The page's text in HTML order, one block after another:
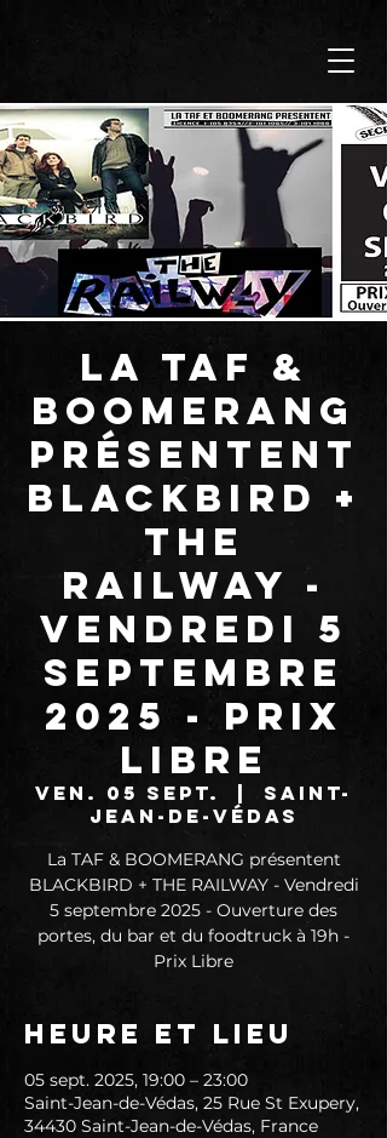
La TAF &
BOOMERANG
présentent
BLACKBIRD +
THE
RAILWAY -
Vendredi 5
septembre
2025 - Prix
libre
ven. 05 sept.
Saint-
Jean-de-Védas
La TAF & BOOMERANG présentent
BLACKBIRD + THE RAILWAY - Vendredi
5 septembre 2025 - Ouverture des
portes, du bar et du foodtruck à 19h -
Prix Libre
Heure et lieu
05 sept. 2025, 19:00 – 23:00
Saint-Jean-de-Védas, 25 Rue St Exupery,
34430 Saint-Jean-de-Védas, France